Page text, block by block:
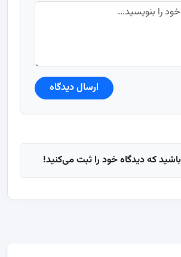
ارسال دیدگاه
که دیدگاه خود را ثبت می‌کنید!